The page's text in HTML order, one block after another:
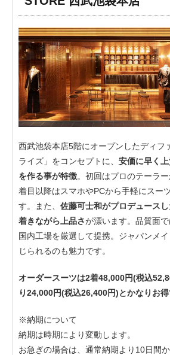
西武池袋本店5階にオープンしたディフ
ライズ」をコンセプトに、 安価に早く
を作る事が特徴。初回はプロのテーラ
着目以降はスマホやPCから手軽にスー
す。また、 佐藤可士和がプロデュース
着きながら上品さが漂います。品質面
国内工場を厳選して提携。ジャパンメ
じられるのも魅力です。
オーダースーツは2着48,000円(税込
り24,000円(税込26,400円)とかなりお得
※納期について
納期は時期により変動します。
お急ぎの場合は、通常納期より10日間